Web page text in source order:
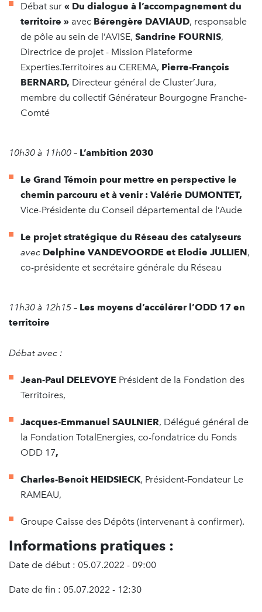
Débat sur « Du dialogue à l’accompagnement du
territoire » avec Bérengère DAVIAUD, responsable
de pôle au sein de l’AVISE, Sandrine FOURNIS,
Directrice de projet - Mission Plateforme
Experties.Territoires au CEREMA, Pierre-François
BERNARD, Directeur général de Cluster’Jura,
membre du collectif Générateur Bourgogne Franche-
Comté
10h30 à 11h00 – L’ambition 2030
Le Grand Témoin pour mettre en perspective le
chemin parcouru et à venir : Valérie DUMONTET,
Vice-Présidente du Conseil départemental de l’Aude
Le projet stratégique du Réseau des catalyseurs
avec Delphine VANDEVOORDE et Elodie JULLIEN,
co-présidente et secrétaire générale du Réseau
11h30 à 12h15 – Les moyens d’accélérer l’ODD 17 en
territoire
Débat avec :
Jean-Paul DELEVOYE Président de la Fondation des
Territoires,
Jacques-Emmanuel SAULNIER, Délégué général de
la Fondation TotalEnergies, co-fondatrice du Fonds
ODD 17,
Charles-Benoit HEIDSIECK, Président-Fondateur Le
RAMEAU,
Groupe Caisse des Dépôts (intervenant à confirmer).
Informations pratiques :
Date de début : 05.07.2022 - 09:00
Date de fin : 05.07.2022 - 12:30